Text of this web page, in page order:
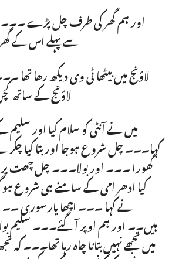
اور ہم گھر کی طرف چل پڑے ۔۔۔
سے پہلے اس کے
لاؤنج میں بیٹھا ٹی وی دیکھ رھا
لاؤنج کے ساتھ
میں نے آنٹی کو سلام کیا اور
کہا۔۔۔ چل شروع ہوجا اور بتا کیا
گھورا ۔۔۔ اور بولا۔۔۔ چل چھت پر
کیا ادھر امی کے سامنے ہی شروع
نے کہا ۔۔۔ اچھا یار سوری
ہیں۔۔ اور ہم اوپر آ گئے۔۔۔ سلیم
میں تجھے نہیں بتانا چاہ رہا تھا۔۔۔